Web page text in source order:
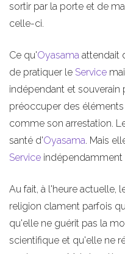
sortir par la porte et de
celle-ci.
Ce qu'Oyasama attendait
de pratiquer le Service
indépendant et souverain
préoccuper des
comme son arrestation.
santé d'Oyasama. Mais
Service indépendamment
Au fait, à l'heure actuelle,
religion clament parfois
qu'elle ne guérit pas la
scientifique et qu'elle ne